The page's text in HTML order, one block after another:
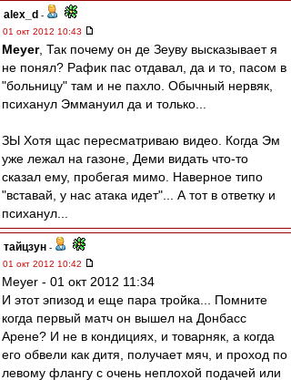
alex_d -
01 окт 2012 10:43
Meyer, Так почему он де Зеуву высказывает я
не понял? Рафик пас отдавал, да и то, пасом в
"больницу" там и не пахло. Обычный нервяк,
психанул Эммануил да и только...
ЗЫ Хотя щас пересматриваю видео. Когда Эм
уже лежал на газоне, Деми видать что-то
сказал ему, пробегая мимо. Наверное типо
"вставай, у нас атака идет"... А тот в ответку и
психанул...
тайцзун -
01 окт 2012 10:42
Meyer - 01 окт 2012 11:34
И этот эпизод и еще пара тройка... Помните
когда первый матч он вышел на Донбасс
Арене? И не в кондициях, и товарняк, а когда
его обвели как дитя, получает мяч, и проход по
левому флангу с очень неплохой подачей или